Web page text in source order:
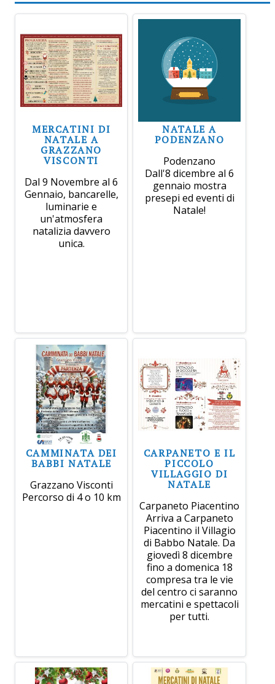
MERCATINI DI
NATALE A
GRAZZANO
VISCONTI
Dal 9 Novembre al 6
Gennaio, bancarelle,
luminarie e
un'atmosfera
natalizia davvero
unica.
NATALE A
PODENZANO
Podenzano
Dall'8 dicembre al 6
gennaio mostra
presepi ed eventi di
Natale!
CAMMINATA DEI
BABBI NATALE
Grazzano Visconti
Percorso di 4 o 10 km
CARPANETO E IL
PICCOLO
VILLAGGIO DI
NATALE
Carpaneto Piacentino
Arriva a Carpaneto
Piacentino il Villagio
di Babbo Natale. Da
giovedì 8 dicembre
fino a domenica 18
compresa tra le vie
del centro ci saranno
mercatini e spettacoli
per tutti.